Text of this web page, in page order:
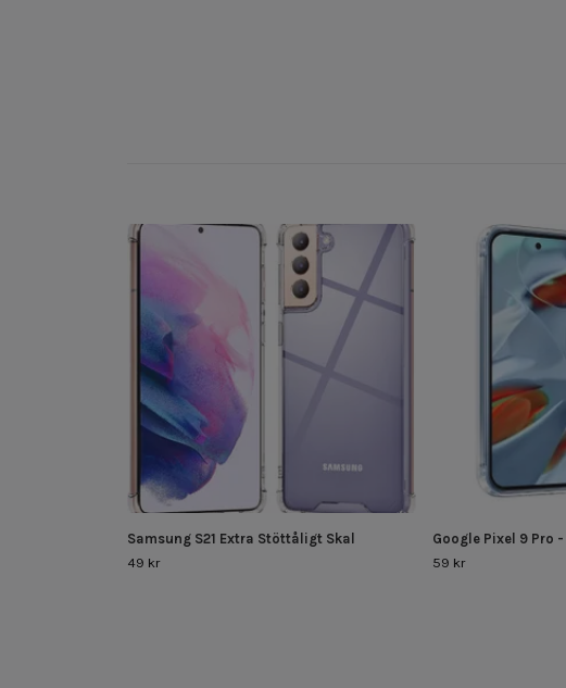
Samsung S21 Extra Stöttåligt Skal
49 kr
Google Pixel 9 Pro -
59 kr